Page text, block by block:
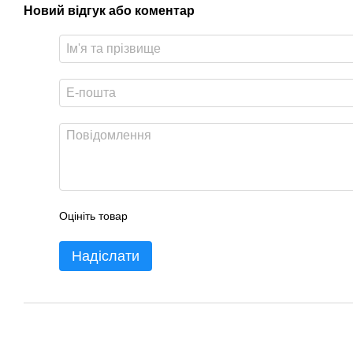
Новий відгук або коментар
Оцініть товар
Надіслати